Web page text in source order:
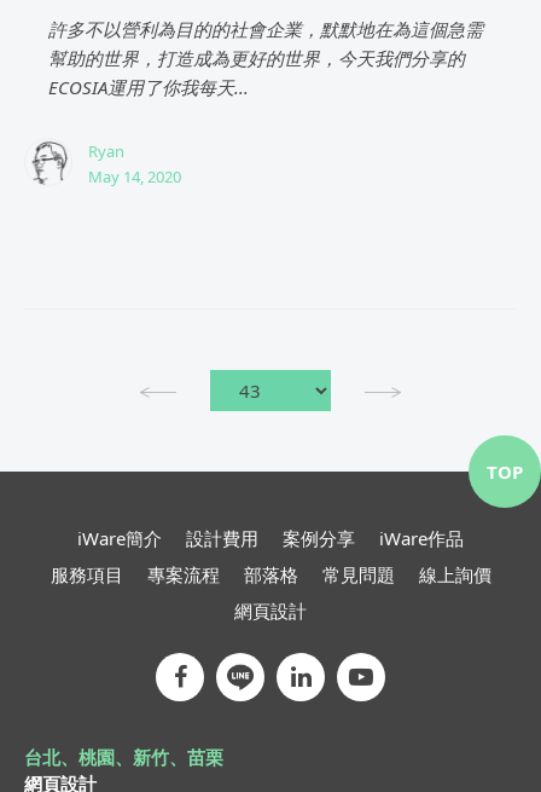
許多不以營利為目的的社會企業，默默地在為這個急需
幫助的世界，打造成為更好的世界，今天我們分享的
ECOSIA運用了你我每天...
Ryan
May 14, 2020
iWare簡介 設計費用 案例分享
iWare作品
服務項目
專案流程 部落格 常見問題
線上詢價
網頁設計
台北、桃園、新竹、苗栗
網頁設計
TOP